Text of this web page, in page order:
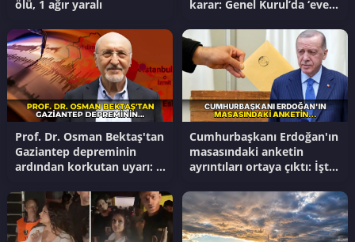
ölü, 1 ağır yaralı
karar: Genel Kurul’da ‘evet’
Prof. Dr. Osman Bektaş'tan
Gaziantep depreminin
ardından korkutan uyarı: '6
Cumhurbaşkanı Erdoğan'ın
masasındaki anketin
ayrıntıları ortaya çıktı: İşte
oy farkı!